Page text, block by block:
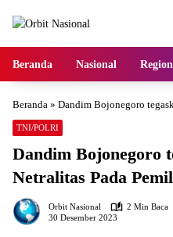
Beranda Nasional
Beranda » Dandim Bojonegoro
TNI/POLRI
Dandim Bojonegoro
Netralitas Pada
Orbit Nasional
2 Min Baca
30 Desember 2023